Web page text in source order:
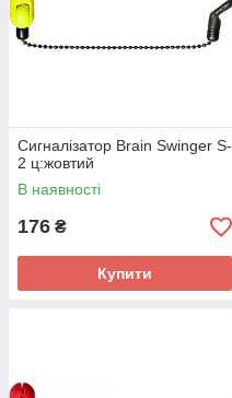
Сигналізатор Brain Swinger S-
2 ц:жовтий
В наявності
176 ₴
Купити